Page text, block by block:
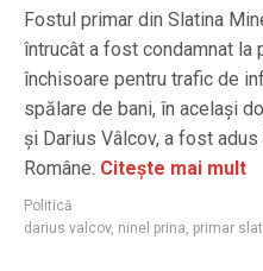
Fostul primar din Slatina
întrucât a fost condamnat la
închisoare pentru trafic de
spălare de bani, în acelaşi
şi Darius Vâlcov, a fost
Române. Citește mai mult
Politică
darius valcov, ninel prina, primar